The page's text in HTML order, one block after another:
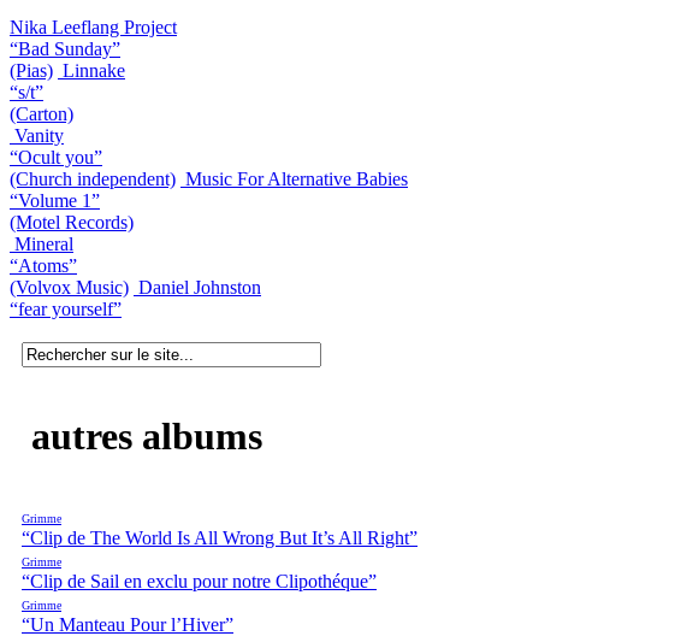
Nika Leeflang Project
“Bad Sunday”
(Pias) Linnake
“s/t”
(Carton)
Vanity
“Ocult you”
(Church independent) Music For Alternative Babies
“Volume 1”
(Motel Records)
Mineral
“Atoms”
(Volvox Music) Daniel Johnston
“fear yourself”
autres albums
Grimme
“Clip de The World Is All Wrong But It’s All Right”
Grimme
“Clip de Sail en exclu pour notre Clipothéque”
Grimme
“Un Manteau Pour l’Hiver”